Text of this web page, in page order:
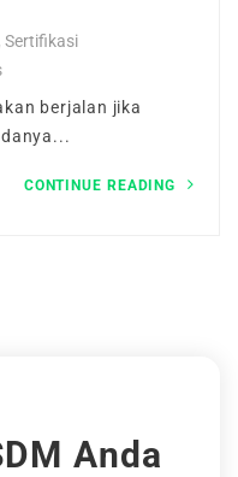
Sertifikasi
berjalan jika
CONTINUE READING
Anda